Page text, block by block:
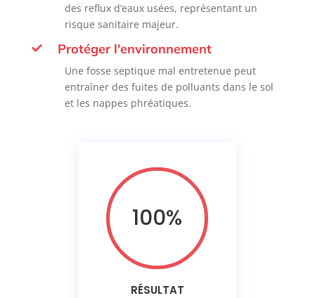
des reflux d’eaux usées, représentant un
risque sanitaire majeur.
 Protéger l'environnement
Une fosse septique mal entretenue peut
entraîner des fuites de polluants dans le sol
et les nappes phréatiques.
100%
RÉSULTAT